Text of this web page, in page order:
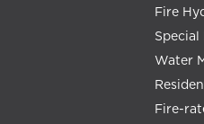
Fire
Special
Water
Fire-